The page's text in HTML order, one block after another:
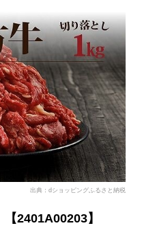
出典：dショッピングふるさと納税
2401A00203】